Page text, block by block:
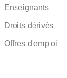
Enseignants
Droits dérivés
Offres d'emploi